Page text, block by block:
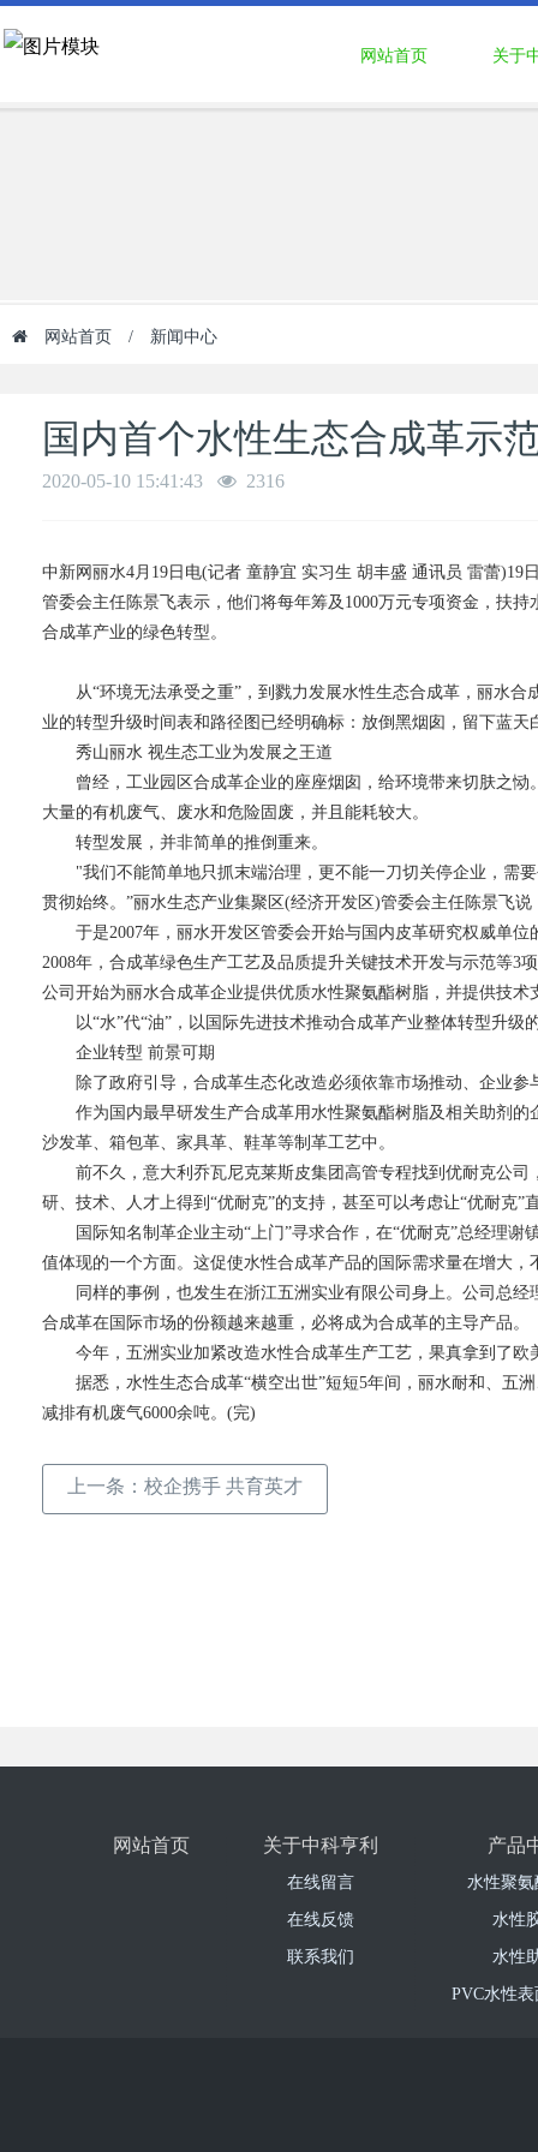
网站首页 关于
网站首页 / 新闻中心
国内首个水性生态合成革示
2020-05-10 15:41:43 2316
中新网丽水4月19日电(记者 童静宜 实习生 胡丰盛 通讯员 雷蕾
管委会主任陈景飞表示，他们将每年筹及1000万元专项资金，扶
合成革产业的绿色转型。
从“环境无法承受之重”，到戮力发展水性生态合成革，丽水合
业的转型升级时间表和路径图已经明确标：放倒黑烟囱，留下蓝
秀山丽水 视生态工业为发展之王道
曾经，工业园区合成革企业的座座烟囱，给环境带来切肤之恸
大量的有机废气、废水和危险固废，并且能耗较大。
转型发展，并非简单的推倒重来。
"我们不能简单地只抓末端治理，更不能一刀切关停企业，需要
贯彻始终。”丽水生态产业集聚区(经济开发区)管委会主任陈景飞说
于是2007年，丽水开发区管委会开始与国内皮革研究权威单位
2008年，合成革绿色生产工艺及品质提升关键技术开发与示范等3
公司开始为丽水合成革企业提供优质水性聚氨酯树脂，并提供技术
以“水”代“油”，以国际先进技术推动合成革产业整体转型升级
企业转型 前景可期
除了政府引导，合成革生态化改造必须依靠市场推动、企业参
作为国内最早研发生产合成革用水性聚氨酯树脂及相关助剂的
沙发革、箱包革、家具革、鞋革等制革工艺中。
前不久，意大利乔瓦尼克莱斯皮集团高管专程找到优耐克公司
研、技术、人才上得到“优耐克”的支持，甚至可以考虑让“优耐克
国际知名制革企业主动“上门”寻求合作，在“优耐克”总经理谢
值体现的一个方面。这促使水性合成革产品的国际需求量在增大，
同样的事例，也发生在浙江五洲实业有限公司身上。公司总经
合成革在国际市场的份额越来越重，必将成为合成革的主导产品。
今年，五洲实业加紧改造水性合成革生产工艺，果真拿到了欧
据悉，水性生态合成革“横空出世”短短5年间，丽水耐和、五洲
减排有机废气6000余吨。(完)
上一条： 校企携手 共育英才
网站首页 关于中科亨利
在线留言
在线反馈
联系我们
产品
水性聚
水性
水性
PVC水性